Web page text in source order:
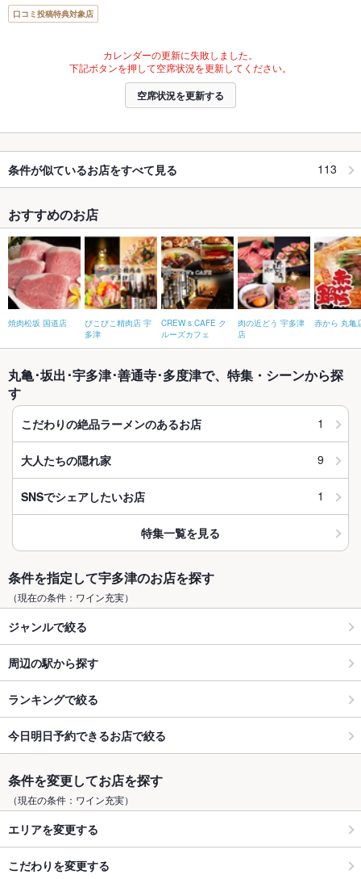
口コミ投稿特典対象店
カレンダーの更新に失敗しました。
下記ボタンを押して空席状況を更新してください。
空席状況を更新する
条件が似ているお店をすべて見る 113
おすすめのお店
焼肉松坂 国道店
ぴこぴこ精肉店 宇
多津
CREW s CAFE ク
ルーズカフェ
肉の近どう 宇多津
店
赤から 丸亀
丸亀･坂出･宇多津･善通寺･多度津で、特集・シーンから探
す
こだわりの絶品ラーメンのあるお店 1
大人たちの隠れ家 9
SNSでシェアしたいお店 1
特集一覧を見る
条件を指定して宇多津のお店を探す
（現在の条件：ワイン充実）
ジャンルで絞る
周辺の駅から探す
ランキングで絞る
今日明日予約できるお店で絞る
条件を変更してお店を探す
（現在の条件：ワイン充実）
エリアを変更する
こだわりを変更する